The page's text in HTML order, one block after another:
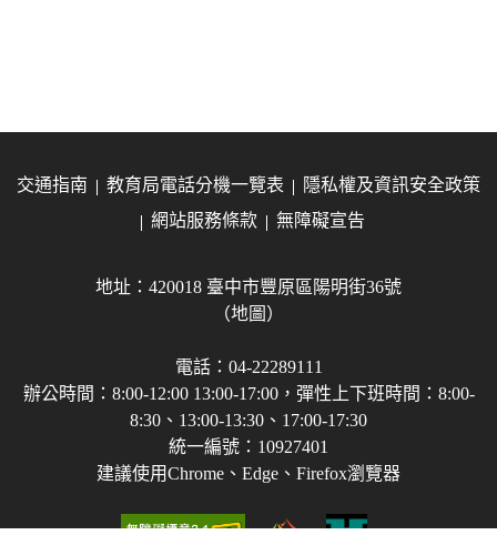
交通指南 教育局電話分機一覽表
隱私權及資訊安全政策
網站服務條款
無障礙宣告
地址：420018 臺中市豐原區陽明街36號
（地圖）
電話：04-22289111
辦公時間：8:00-12:00 13:00-17:00，彈性上下班時間：8:00-
8:30、13:00-13:30、17:00-17:30
統一編號：10927401
建議使用Chrome、Edge、Firefox瀏覽器